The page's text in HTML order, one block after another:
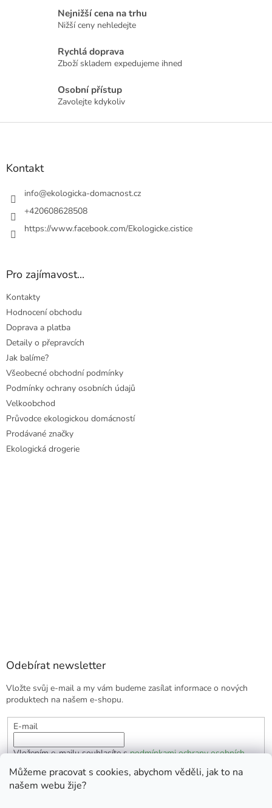
Můžeme pracovat s cookies, abychom věděli, jak to na
našem webu žije?
l
á
d
í
y
u
Nejnižší cena na trhu
Nižší ceny nehledejte
Rychlá doprava
Zboží skladem expedujeme ihned
Osobní přístup
Zavolejte kdykoliv
Z
Kontakt
info@ekologicka-domacnost.cz
+420608628508
https://www.facebook.com/Ekologicke.cistice
Pro zajímavost...
Kontakty
Hodnocení obchodu
Doprava a platba
Detaily o přepravcích
Jak balíme?
Všeobecné obchodní podmínky
Podmínky ochrany osobních údajů
Velkoobchod
Průvodce ekologickou domácností
Prodávané značky
Ekologická drogerie
Odebírat newsletter
Vložte svůj e-mail a my vám budeme zasílat informace o nových
produktech na našem e-shopu.
E-mail
Vložením e-mailu souhlasíte spodmínkami ochrany osobních
PŘIHLÁSIT SE